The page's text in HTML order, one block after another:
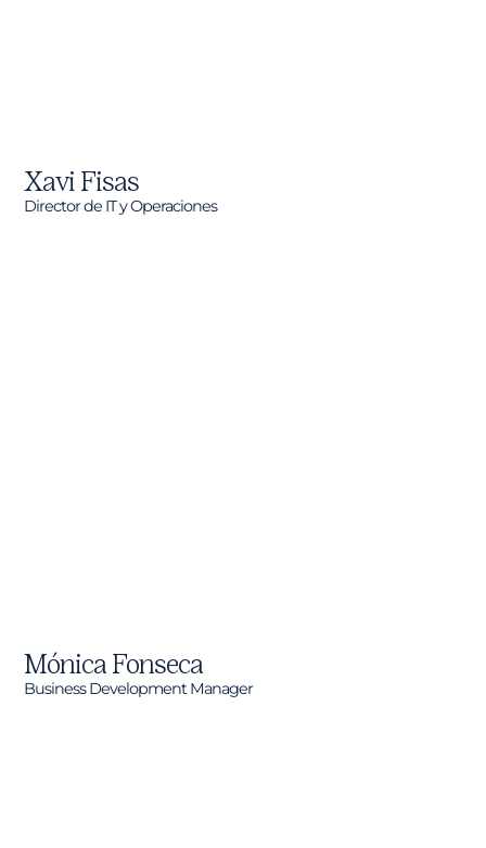
Xavi Fisas
Director de IT y Operaciones
Mónica Fonseca
Business Development Manager